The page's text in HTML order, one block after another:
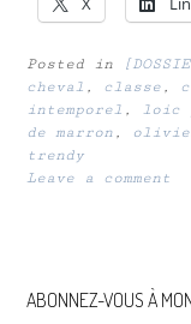
Posted in
cheval , classe ,
intemporel , loic
de marron ,
trendy
Leave a comment
ABONNEZ-VOUS À